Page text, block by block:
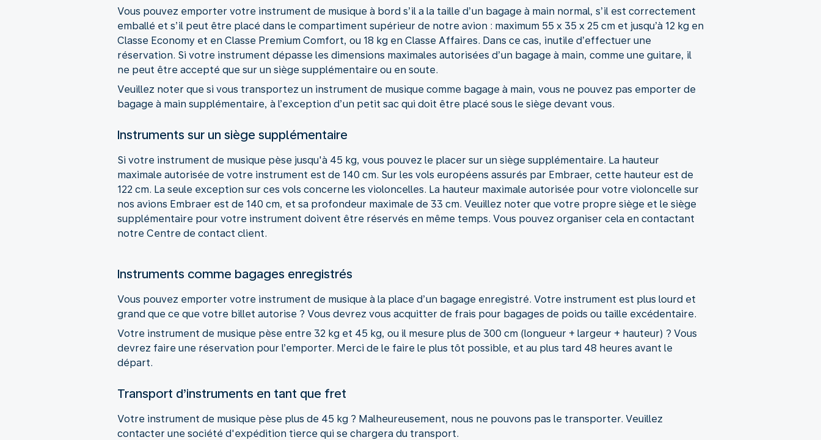
Vous pouvez emporter votre instrument de musique à bord s’il a la taille d’un bagage à main normal, s’il est correctement
emballé et s’il peut être placé dans le compartiment supérieur de notre avion : maximum 55 x 35 x 25 cm et jusqu’à 12 kg en
Classe Economy et en Classe Premium Comfort, ou 18 kg en Classe Affaires. Dans ce cas, inutile d’effectuer une
réservation. Si votre instrument dépasse les dimensions maximales autorisées d’un bagage à main, comme une guitare, il
ne peut être accepté que sur un siège supplémentaire ou en soute.
Veuillez noter que si vous transportez un instrument de musique comme bagage à main, vous ne pouvez pas emporter de
bagage à main supplémentaire, à l’exception d’un petit sac qui doit être placé sous le siège devant vous.
Instruments sur un siège supplémentaire
Si votre instrument de musique pèse jusqu'à 45 kg, vous pouvez le placer sur un siège supplémentaire. La hauteur
maximale autorisée de votre instrument est de 140 cm. Sur les vols européens assurés par Embraer, cette hauteur est de
122 cm. La seule exception sur ces vols concerne les violoncelles. La hauteur maximale autorisée pour votre violoncelle sur
nos avions Embraer est de 140 cm, et sa profondeur maximale de 33 cm. Veuillez noter que votre propre siège et le siège
supplémentaire pour votre instrument doivent être réservés en même temps. Vous pouvez organiser cela en contactant
notre Centre de contact client.
Instruments comme bagages enregistrés
Vous pouvez emporter votre instrument de musique à la place d’un bagage enregistré. Votre instrument est plus lourd et
grand que ce que votre billet autorise ? Vous devrez vous acquitter de frais pour bagages de poids ou taille excédentaire.
Votre instrument de musique pèse entre 32 kg et 45 kg, ou il mesure plus de 300 cm (longueur + largeur + hauteur) ? Vous
devrez faire une réservation pour l’emporter. Merci de le faire le plus tôt possible, et au plus tard 48 heures avant le
départ.
Transport d’instruments en tant que fret
Votre instrument de musique pèse plus de 45 kg ? Malheureusement, nous ne pouvons pas le transporter. Veuillez
contacter une société d'expédition tierce qui se chargera du transport.